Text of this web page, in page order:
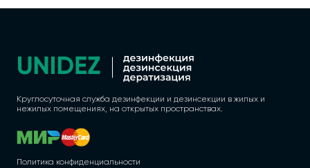
Круглосуточная служба дезинфекции и дезинсекции в жилых и
нежилых помещениях, на открытых пространствах.
Политика конфиденциальности